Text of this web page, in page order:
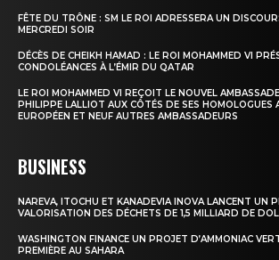
Insight Publications
À propos
Formules d’abonnement
Mon compte
FÊTE DU TRÔNE : SM LE ROI ADRESSERA UN
MERCREDI SOIR
DÉCÈS DE CHEIKH HAMAD : LE ROI MOHAMMED VI
CONDOLÉANCES À L’ÉMIR DU QATAR
LE ROI MOHAMMED VI REÇOIT LE NOUVEL
PHILIPPE LALLIOT AUX CÔTÉS DE SES HOMOLOGUES
EUROPÉEN ET NEUF AUTRES AMBASSADEURS
BUSINESS
NAREVA, ITOCHU ET KANADEVIA INOVA LANCENT UN
VALORISATION DES DÉCHETS DE 1,5 MILLIARD DE
WASHINGTON FINANCE UN PROJET D’AMMONIAC
PREMIÈRE AU SAHARA